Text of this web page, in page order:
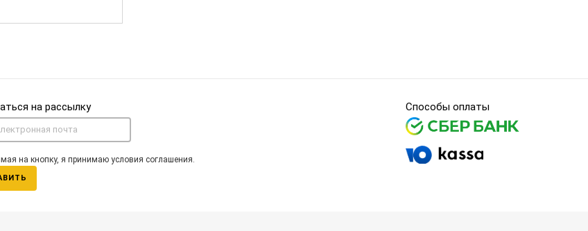
на рассылку
на кнопку, я принимаю условия соглашения.
Способы оплаты